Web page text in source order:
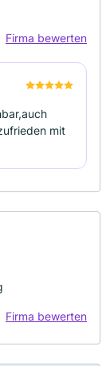
Firma bewerten
mit
Firma bewerten